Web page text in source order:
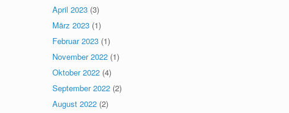
April 2023 (3)
März 2023 (1)
Februar 2023 (1)
November 2022 (1)
Oktober 2022 (4)
September 2022 (2)
August 2022 (2)